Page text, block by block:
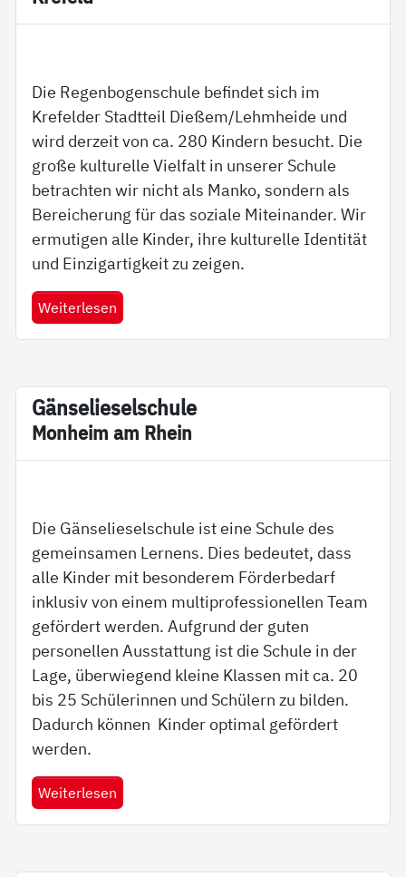
Die Regenbogenschule befindet sich im
Krefelder Stadtteil Dießem/Lehmheide und
wird derzeit von ca. 280 Kindern besucht. Die
große kulturelle Vielfalt in unserer Schule
betrachten wir nicht als Manko, sondern als
Bereicherung für das soziale Miteinander. Wir
ermutigen alle Kinder, ihre kulturelle Identität
und Einzigartigkeit zu zeigen.
Weiterlesen
Gän­se­lie­sel­schu­le
Mon­heim am Rhein
Die Gänselieselschule ist eine Schule des
gemeinsamen Lernens. Dies bedeutet, dass
alle Kinder mit besonderem Förderbedarf
inklusiv von einem multiprofessionellen Team
gefördert werden. Aufgrund der guten
personellen Ausstattung ist die Schule in der
Lage, überwiegend kleine Klassen mit ca. 20
bis 25 Schülerinnen und Schülern zu bilden.
Dadurch können Kinder optimal gefördert
werden.
Weiterlesen